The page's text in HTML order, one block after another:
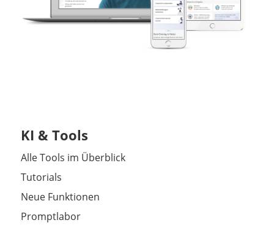
KI & Tools
Alle Tools im Überblick
Tutorials
Neue Funktionen
Promptlabor